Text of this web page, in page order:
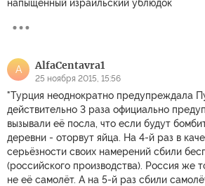
напыщенный израильский ублюдок
A AlfaCentavra1
25 ноября 2015, 15:56
"Турция неоднократно предупреждала
действительно 3 раза официально
вызывали её посла, что если будут
деревни - оторвут яйца. На 4-й раз в
серьёзности своих намерений сбили
(российского производства). Россия же
не её самолёт. А на 5-й раз сбили